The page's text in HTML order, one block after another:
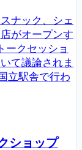
ナック、シェ
がオープンす
ークセッショ
て議論されま
立駅舎で行わ
ショップ